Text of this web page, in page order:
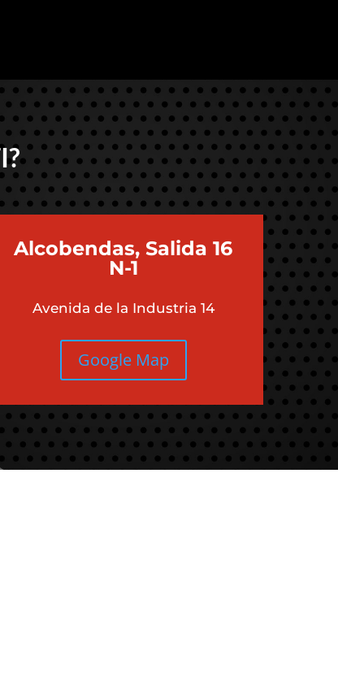
Alcobendas, Salida 16
N-1
Avenida de la Industria 14
Google Map